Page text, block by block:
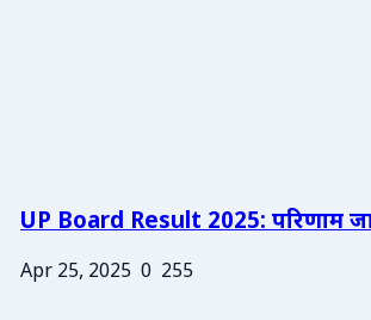
UP Board Result 2025: परिणाम
Apr 25, 2025 0 255